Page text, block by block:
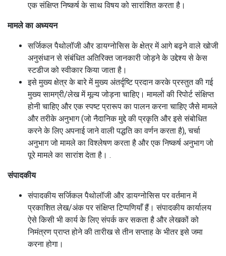
एक संक्षिप्त निष्कर्ष के साथ विषय को सारांशित करता है।
मामले का अध्ययन
सर्जिकल पैथोलॉजी और डायग्नोसिस के क्षेत्र में आगे बढ़ने वाले खोजी
अनुसंधान से संबंधित अतिरिक्त जानकारी जोड़ने के उद्देश्य से केस
स्टडीज को स्वीकार किया जाता है।
इसे मुख्य क्षेत्र के बारे में मुख्य अंतर्दृष्टि प्रदान करके प्रस्तुत की गई
मुख्य सामग्री/लेख में मूल्य जोड़ना चाहिए।मामलों की रिपोर्ट संक्षिप्त
होनी चाहिए और एक स्पष्ट प्रारूप का पालन करना चाहिए जैसे मामले
और तरीके अनुभाग (जो नैदानिक ​​​​मुद्दे की प्रकृति और इसे संबोधित
करने के लिए अपनाई जाने वाली पद्धति का वर्णन करता है), चर्चा
अनुभाग जो मामले का विश्लेषण करता है और एक निष्कर्ष अनुभाग जो
पूरे मामले का सारांश देता है। .
संपादकीय
संपादकीय सर्जिकल पैथोलॉजी और डायग्नोसिस पर वर्तमान में
प्रकाशित लेख/अंक पर संक्षिप्त टिप्पणियाँ हैं।संपादकीय कार्यालय
ऐसे किसी भी कार्य के लिए संपर्क कर सकता है और लेखकों को
निमंत्रण प्राप्त होने की तारीख से तीन सप्ताह के भीतर इसे जमा
करना होगा।